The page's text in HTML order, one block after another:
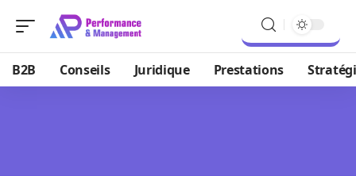
B2B Conseils Juridique Prestations